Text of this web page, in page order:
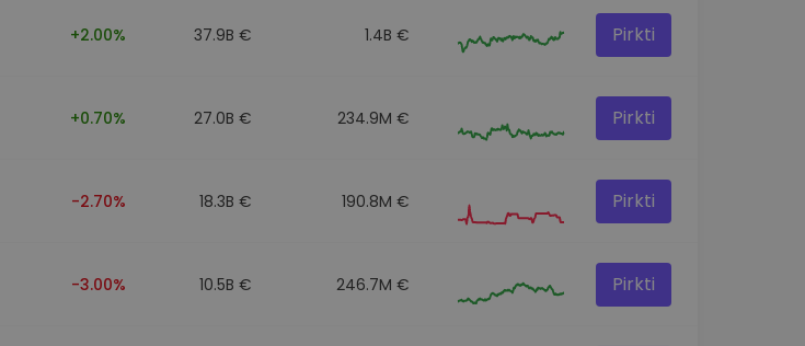
+2.00% 37.9B € 1.4B € Pirkti
+0.70% 27.0B € 234.9M € Pirkti
-2.70% 18.3B € 190.8M € Pirkti
-3.00% 10.5B € 246.7M € Pirkti